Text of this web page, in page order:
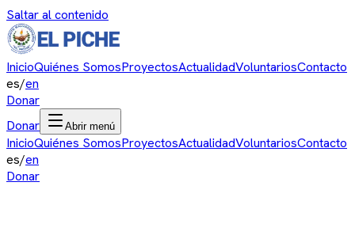
Saltar al contenido
InicioQuiénes SomosProyectosActualidadVoluntariosContacto
es/en
Donar
Donar
Abrir menú
InicioQuiénes SomosProyectosActualidadVoluntariosContacto
es/en
Donar